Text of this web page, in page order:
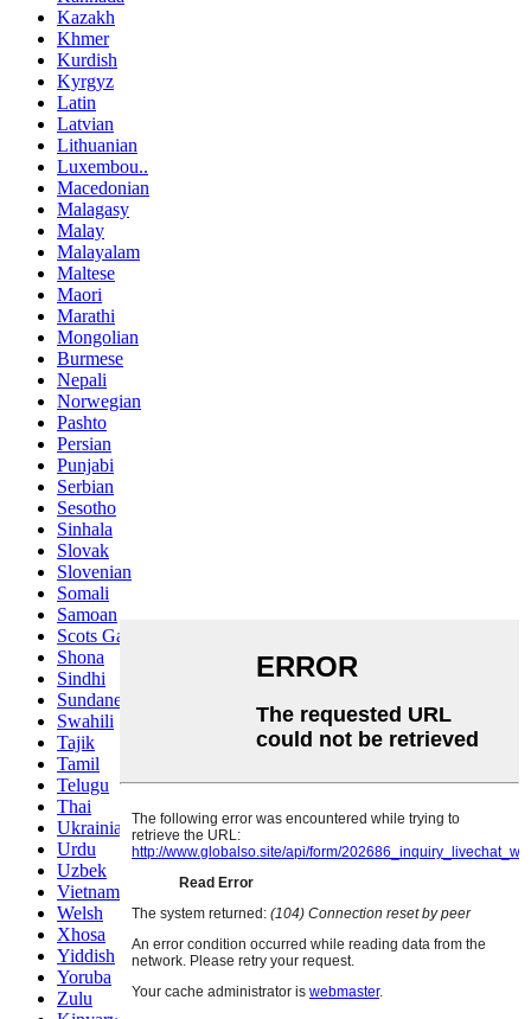
Kazakh
Khmer
Kurdish
Kyrgyz
Latin
Latvian
Lithuanian
Luxembou..
Macedonian
Malagasy
Malay
Malayalam
Maltese
Maori
Marathi
Mongolian
Burmese
Nepali
Norwegian
Pashto
Persian
Punjabi
Serbian
Sesotho
Sinhala
Slovak
Slovenian
Somali
Samoan
Scots Gaelic
Shona
Sindhi
Sundanese
Swahili
Tajik
Tamil
Telugu
Thai
Ukrainian
Urdu
Uzbek
Vietnamese
Welsh
Xhosa
Yiddish
Yoruba
Zulu